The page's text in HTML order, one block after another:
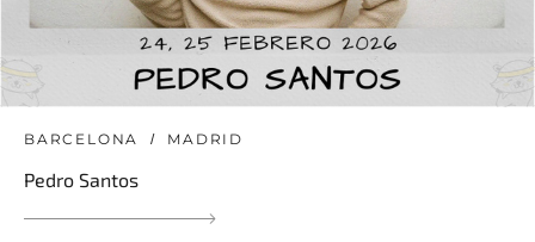
BARCELONA MADRID
Pedro Santos